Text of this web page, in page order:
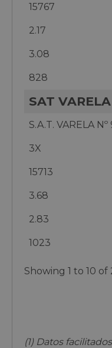
15767
2.17
3.08
828
SAT
S.A.T. VARELA
3X
15713
3.68
2.83
1023
Showing 1 to 10
(1) Datos